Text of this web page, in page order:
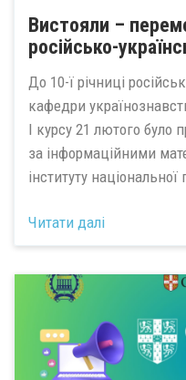
Вистояли –
російсько-
До 10-ї річниці
кафедри
І курсу 21 лютого було
за інформаційними
інституту національної
Читати далі